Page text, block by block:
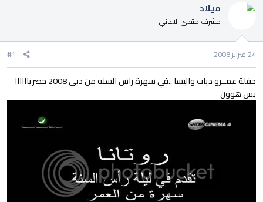
ل
و
ض
و
ع
ا
ل
د
ء
ميلاد
مشرف منتدى الاغاني
24 فبراير 2008 #1
حفلة عمــرو دياب واليسا ..في سهرة راس السنه من دبي 2008 حصرياااااا
بس هوون